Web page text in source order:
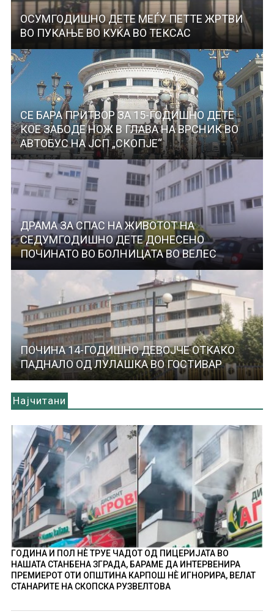
ОСУМГОДИШНО ДЕТЕ МЕЃУ ПЕТТЕ ЖРТВИ
ВО ПУКАЊЕ ВО КУЌА ВО ТЕКСАС
СЕ БАРА ПРИТВОР ЗА 15-ГОДИШНО ДЕТЕ
КОЕ ЗАБОДЕ НОЖ В ГЛАВА НА ВРСНИК ВО
АВТОБУС НА ЈСП „СКОПЈЕ“
ДРАМА ЗА СПАС НА ЖИВОТОТ НА
СЕДУМГОДИШНО ДЕТЕ ДОНЕСЕНО
ПОЧИНАТО ВО БОЛНИЦАТА ВО ВЕЛЕС
ПОЧИНА 14-ГОДИШНО ДЕВОЈЧЕ ОТКАКО
ПАДНАЛО ОД ЛУЛАШКА ВО ГОСТИВАР
Најчитани
ГОДИНА И ПОЛ НÈ ТРУЕ ЧАДОТ ОД ПИЦЕРИЈАТА ВО
НАШАТА СТАНБЕНА ЗГРАДА, БАРАМЕ ДА ИНТЕРВЕНИРА
ПРЕМИЕРОТ ОТИ ОПШТИНА КАРПОШ НÈ ИГНОРИРА, ВЕЛАТ
СТАНАРИТЕ НА СКОПСКА РУЗВЕЛТОВА